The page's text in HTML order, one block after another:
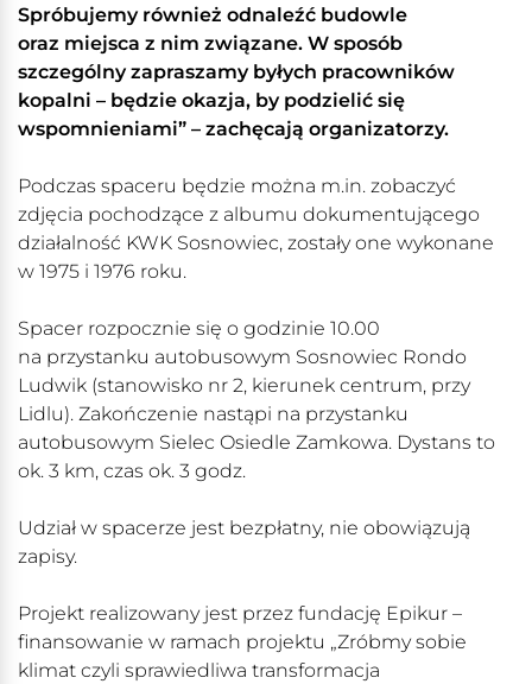
Spróbujemy również odnaleźć budowle
oraz miejsca z nim związane. W sposób
szczególny zapraszamy byłych pracowników
kopalni – będzie okazja, by podzielić się
wspomnieniami” – zachęcają organizatorzy.
Podczas spaceru będzie można m.in. zobaczyć
zdjęcia pochodzące z albumu dokumentującego
działalność KWK Sosnowiec, zostały one wykonane
w 1975 i 1976 roku.
Spacer rozpocznie się o godzinie 10.00
na przystanku autobusowym Sosnowiec Rondo
Ludwik (stanowisko nr 2, kierunek centrum, przy
Lidlu). Zakończenie nastąpi na przystanku
autobusowym Sielec Osiedle Zamkowa. Dystans to
ok. 3 km, czas ok. 3 godz.
Udział w spacerze jest bezpłatny, nie obowiązują
zapisy.
Projekt realizowany jest przez fundację Epikur –
finansowanie w ramach projektu „Zróbmy sobie
klimat czyli sprawiedliwa transformacja